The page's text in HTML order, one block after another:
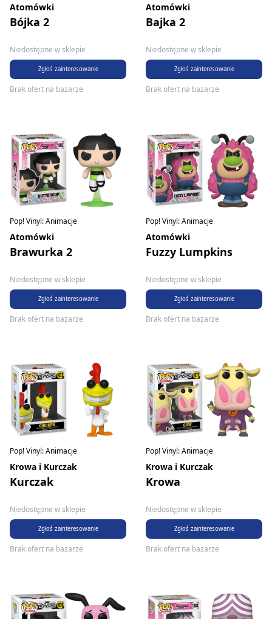
Atomówki
Bójka 2
Niedostępne w sklepie
Zgłoś zainteresowanie
Brak ofert na bazarze
Atomówki
Bajka 2
Niedostępne w sklepie
Zgłoś zainteresowanie
Brak ofert na bazarze
Pop! Vinyl: Animacje
Atomówki
Brawurka 2
Niedostępne w sklepie
Zgłoś zainteresowanie
Brak ofert na bazarze
Pop! Vinyl: Animacje
Atomówki
Fuzzy Lumpkins
Niedostępne w sklepie
Zgłoś zainteresowanie
Brak ofert na bazarze
Pop! Vinyl: Animacje
Krowa i Kurczak
Kurczak
Niedostępne w sklepie
Zgłoś zainteresowanie
Brak ofert na bazarze
Pop! Vinyl: Animacje
Krowa i Kurczak
Krowa
Niedostępne w sklepie
Zgłoś zainteresowanie
Brak ofert na bazarze